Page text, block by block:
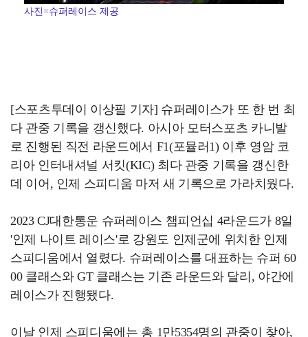
사진=슈퍼레이스 제공
[스포츠투데이 이상필 기자] 슈퍼레이스가 또 한 번 최
다 관중 기록을 갱신했다. 아시아 모터스포츠 카니발
로 진행된 직전 라운드에서 F1(포뮬러1) 이후 영암 코
리아 인터내셔널 서킷(KIC) 최다 관중 기록을 갱신한
데 이어, 인제 스피디움 마저 새 기록으로 가라치웠다.
2023 CJ대한통운 슈퍼레이스 챔피언십 4라운드가 8일
'인제 나이트 레이스'로 강원도 인제군에 위치한 인제
스피디움에서 열렸다. 슈퍼레이스를 대표하는 슈퍼 60
00 클래스와 GT 클래스는 기존 라운드와 달리, 야간에
레이스가 진행됐다.
이날 인제 스피디움에는 총 1만5354명의 관중이 찾아,